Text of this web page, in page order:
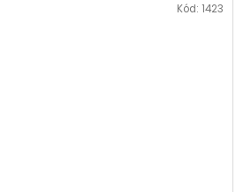
Kód: 1423